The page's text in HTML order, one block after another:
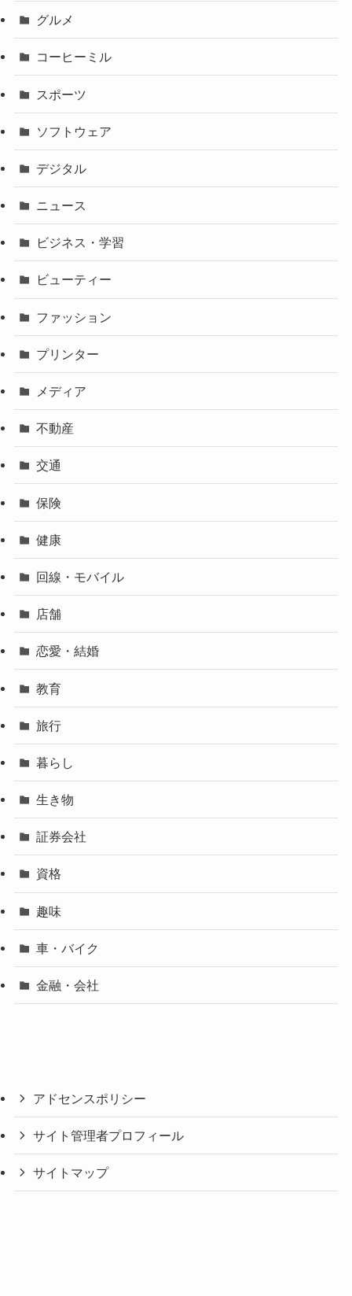
グルメ
コーヒーミル
スポーツ
ソフトウェア
デジタル
ニュース
ビジネス・学習
ビューティー
ファッション
プリンター
メディア
不動産
交通
保険
健康
回線・モバイル
店舗
恋愛・結婚
教育
旅行
暮らし
生き物
証券会社
資格
趣味
車・バイク
金融・会社
アドセンスポリシー
サイト管理者プロフィール
サイトマップ